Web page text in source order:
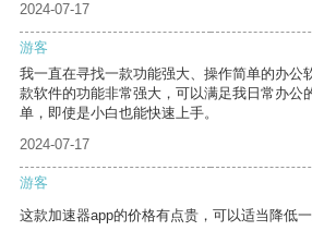
2024-07-17
游客
我一直在寻找一款功能强大、操作简单的办公
款软件的功能非常强大，可以满足我日常办公
单，即使是小白也能快速上手。
2024-07-17
游客
这款加速器app的价格有点贵，可以适当降低